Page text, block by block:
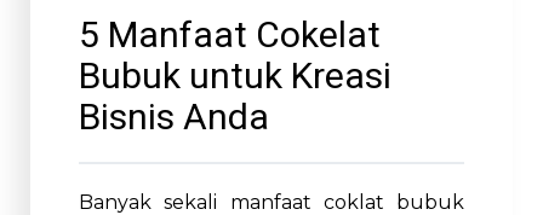
5 Manfaat Cokelat
Bubuk untuk Kreasi
Bisnis Anda
Banyak sekali manfaat coklat bubuk